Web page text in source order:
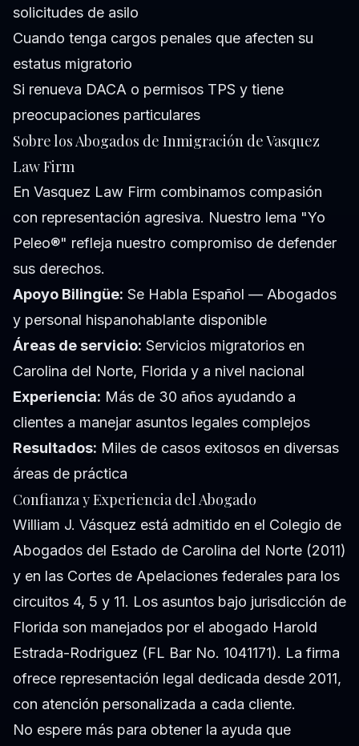
solicitudes de asilo
Cuando tenga cargos penales que afecten su
estatus migratorio
Si renueva DACA o permisos TPS y tiene
preocupaciones particulares
Sobre los Abogados de Inmigración de Vasquez
Law Firm
En Vasquez Law Firm combinamos compasión
con representación agresiva. Nuestro lema "Yo
Peleo®" refleja nuestro compromiso de defender
sus derechos.
Apoyo Bilingüe: Se Habla Español — Abogados
y personal hispanohablante disponible
Áreas de servicio: Servicios migratorios en
Carolina del Norte, Florida y a nivel nacional
Experiencia: Más de 30 años ayudando a
clientes a manejar asuntos legales complejos
Resultados: Miles de casos exitosos en diversas
áreas de práctica
Confianza y Experiencia del Abogado
William J. Vásquez está admitido en el Colegio de
Abogados del Estado de Carolina del Norte (2011)
y en las Cortes de Apelaciones federales para los
circuitos 4, 5 y 11. Los asuntos bajo jurisdicción de
Florida son manejados por el abogado Harold
Estrada-Rodriguez (FL Bar No. 1041171). La firma
ofrece representación legal dedicada desde 2011,
con atención personalizada a cada cliente.
No espere más para obtener la ayuda que